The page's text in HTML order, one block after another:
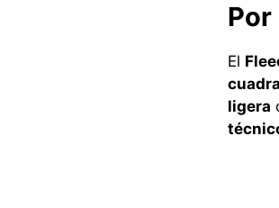
El
ligera